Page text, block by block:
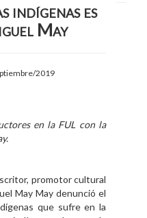
indígenas es
May
2019
en la FUL con la
promotor cultural
May May denunció el
que sufre en la